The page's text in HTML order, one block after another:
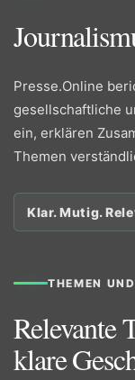
Presse.Online
gesellschaftliche
ein, erklären
Themen
Klar. Mutig.
THEMEN
Relevante
klare